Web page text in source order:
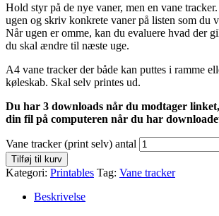
Hold styr på de nye vaner, men en vane
ugen og skriv konkrete vaner på listen som du
Når ugen er omme, kan du evaluere hvad der
du skal ændre til næste uge.
A4 vane tracker der både kan puttes i ramme
køleskab. Skal selv printes ud.
Du har 3 downloads når du modtager
din fil på computeren når du har
Vane tracker (print selv) antal
Tilføj til kurv
Kategori: Printables Tag: Vane tracker
Beskrivelse